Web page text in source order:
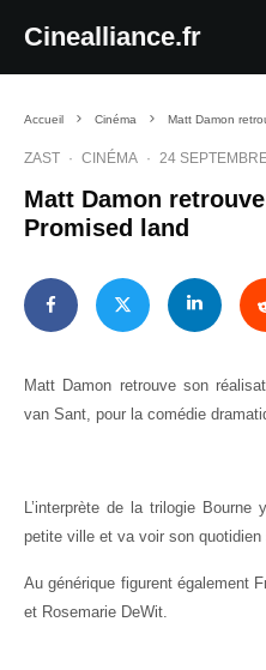
Cinealliance.fr
Accueil Cinéma Matt Damon
ZAST · CINÉMA · 24
Matt Damon
Promised land
Matt Damon retrouve son
van Sant, pour la comédie
L’interprète de la trilogie Bourne
petite ville et va voir son quotidien
Au générique figurent également
et Rosemarie DeWit.